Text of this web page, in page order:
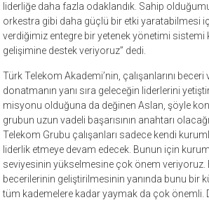
liderliğe daha fazla odaklandık. Sahip
orkestra gibi daha güçlü bir etki yaratabilmesi
verdiğimiz entegre bir yetenek yönetimi sistemi
gelişimine destek veriyoruz” dedi.
Türk Telekom Akademi’nin, çalışanlarını
donatmanın yanı sıra geleceğin liderlerini
misyonu olduğuna da değinen Aslan, şöyle
grubun uzun vadeli başarısının anahtarı
Telekom Grubu çalışanları sadece kendi
liderlik etmeye devam edecek. Bunun için
seviyesinin yükselmesine çok önem veriyoruz.
becerilerinin geliştirilmesinin yanında bunu bir
tüm kademelere kadar yaymak da çok önemli.